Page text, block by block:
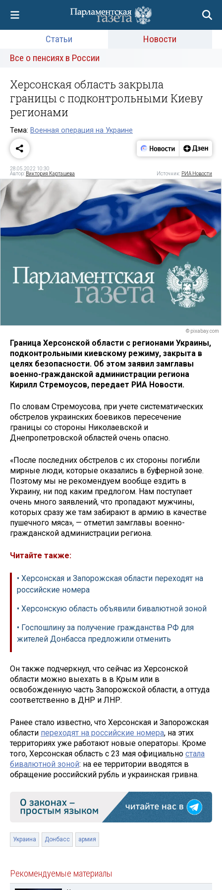
Статьи
Новости
Все о пенсиях в России
Херсонская область закрыла
границы с подконтрольными Киеву
регионами
Тема: Военная операция на Украине
28.05.2022 10:30
Автор: Виктория Карташева Источник: РИА Новости
© pixabay.com
Граница Херсонской области с регионами Украины,
подконтрольными киевскому режиму, закрыта в
целях безопасности. Об этом заявил замглавы
военно-гражданской администрации региона
Кирилл Стремоусов, передает РИА Новости.
По словам Стремоусова, при учете систематических
обстрелов украинских боевиков пересечение
границы со стороны Николаевской и
Днепропетровской областей очень опасно.
«После последних обстрелов с их стороны погибли
мирные люди, которые оказались в буферной зоне.
Поэтому мы не рекомендуем вообще ездить в
Украину, ни под каким предлогом. Нам поступает
очень много заявлений, что пропадают мужчины,
которых сразу же там забирают в армию в качестве
пушечного мяса», — отметил замглавы военно-
гражданской администрации региона.
Читайте также:
• Херсонская и Запорожская области переходят на
российские номера
• Херсонскую область объявили бивалютной зоной
• Госпошлину за получение гражданства РФ для
жителей Донбасса предложили отменить
Он также подчеркнул, что сейчас из Херсонской
области можно выехать в в Крым или в
освобожденную часть Запорожской области, а оттуда
соответственно в ДНР и ЛНР.
Ранее стало известно, что Херсонская и Запорожская
области переходят на российские номера, на этих
территориях уже работают новые операторы. Кроме
того, Херсонская область с 23 мая официально стала
бивалютной зоной: на ее территории вводятся в
обращение российский рубль и украинская гривна.
Украина Донбасс армия
Рекомендуемые материалы